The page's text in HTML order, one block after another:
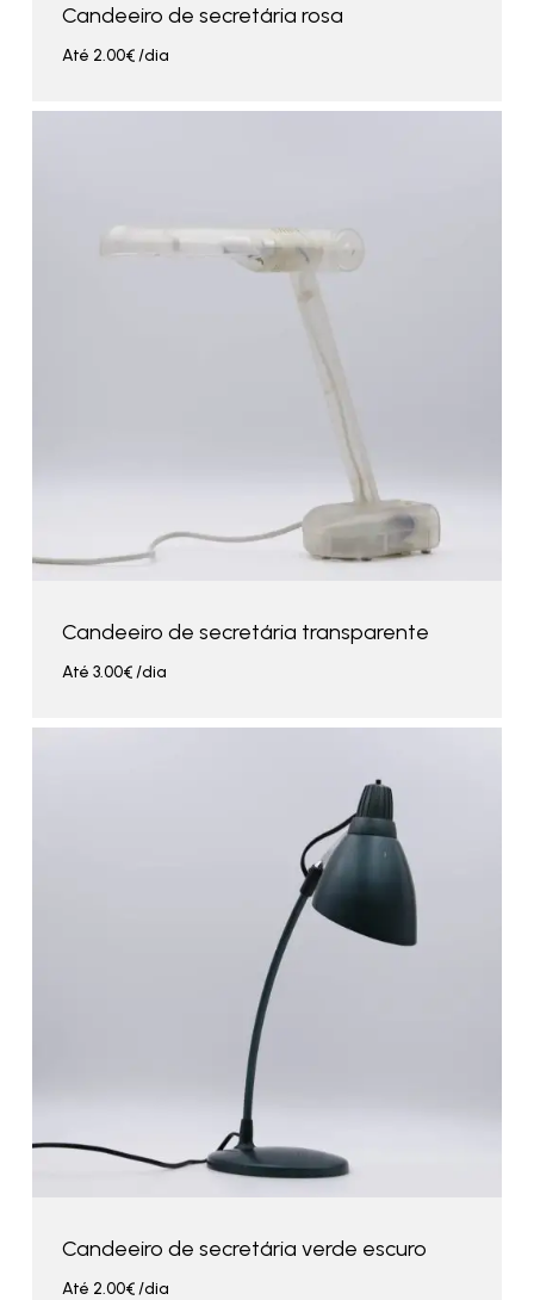
Candeeiro de secretária rosa
Até 2.00€/dia
Candeeiro de secretária transparente
Até 3.00€/dia
Candeeiro de secretária verde escuro
Até 2.00€/dia